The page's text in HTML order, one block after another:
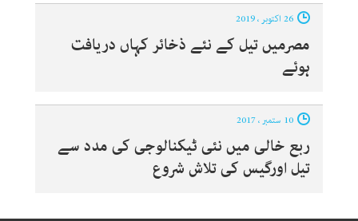
مصرمیں تیل کے نئے ذخائر کہاں دریافت
ہوئے
ربع خالی میں نئی ٹیکنالوجی کی مدد سے
تیل اورگیس کی تلاش شروع